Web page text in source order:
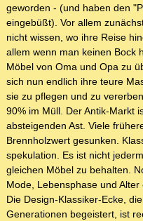
geworden - (und haben den
eingebüßt). Vor allem
nicht wissen, wo ihre Reise
allem wenn man keinen Bock
Möbel von Oma und Opa zu
sich nun endlich ihre teure
sie zu pflegen und zu
90% im Müll. Der Antik-Markt
absteigenden Ast. Viele
Brennholzwert gesunken.
spekulation. Es ist nicht
gleichen Möbel zu behalten.
Mode, Lebensphase und
Die Design-Klassiker-Ecke,
Generationen begeistert, ist